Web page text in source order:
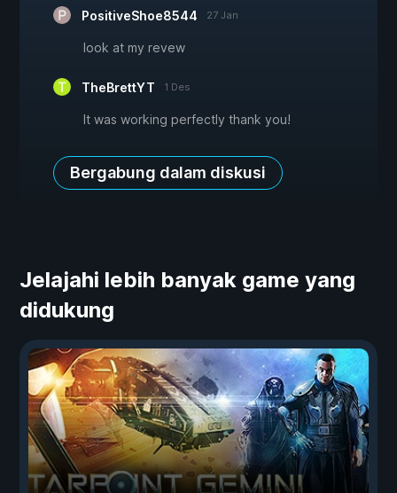
PositiveShoe8544 27 Jan
look at my revew
TheBrettYT 1 Des
It was working perfectly thank you!
Bergabung dalam diskusi
Jelajahi lebih banyak game yang
didukung